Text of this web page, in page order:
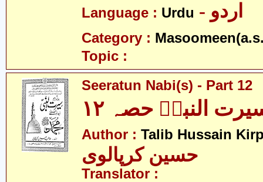
Language : Urdu - اردو
Category :
Topic :
Seeratun Nabi(s) - Part 12
النبیؐ حصہ ۱۲
Author : Talib Hussain
حسین کرپالوی
Translator :